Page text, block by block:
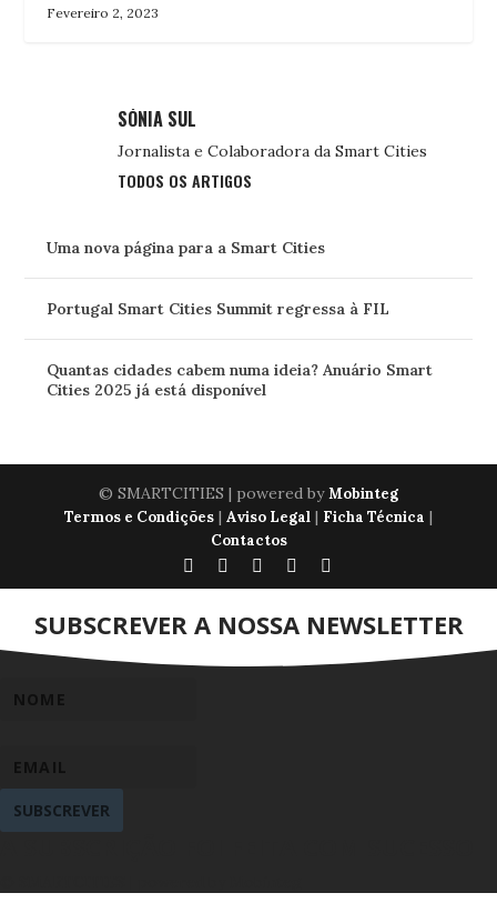
Fevereiro 2, 2023
SÓNIA SUL
Jornalista e Colaboradora da Smart Cities
TODOS OS ARTIGOS
Uma nova página para a Smart Cities
Portugal Smart Cities Summit regressa à FIL
Quantas cidades cabem numa ideia? Anuário Smart
Cities 2025 já está disponível
© SMARTCITIES | powered byMobinteg
Termos e Condições | Aviso Legal | Ficha Técnica |
Contactos
SUBSCREVER A NOSSA NEWSLETTER
SUBSCREVER